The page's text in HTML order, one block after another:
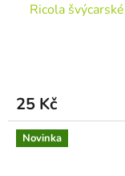
Ricola
25 Kč
Novinka